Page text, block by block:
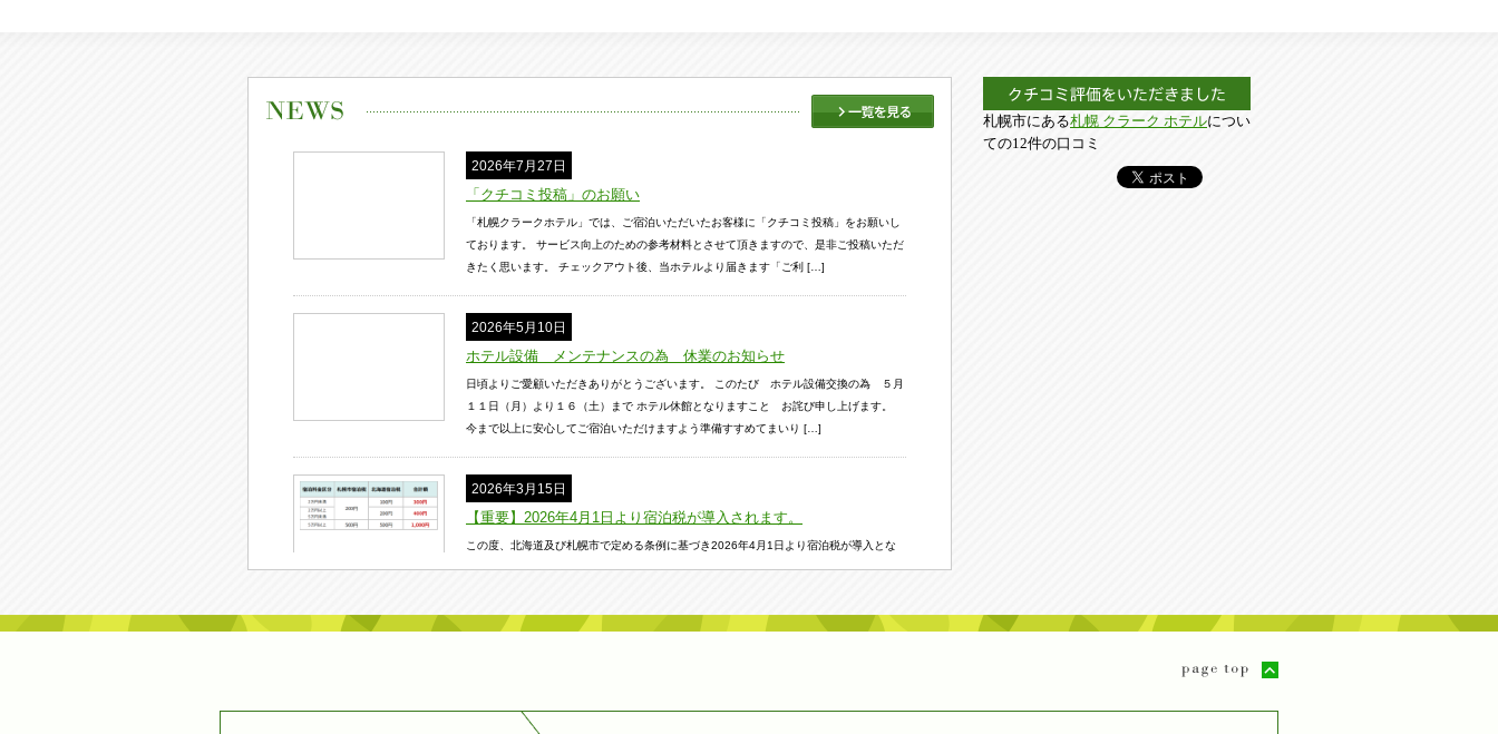
2026年7月27日
「クチコミ投稿」のお願い
「札幌クラークホテル」では、ご宿泊いただいたお客様に「クチコミ投稿」をお願いし
ております。 サービス向上のための参考材料とさせて頂きますので、是非ご投稿いただ
きたく思います。 チェックアウト後、当ホテルより届きます「ご利 […]
2026年5月10日
ホテル設備 メンテナンスの為 休業のお知らせ
日頃よりご愛顧いただきありがとうございます。 このたび ホテル設備交換の為 ５月
１１日（月）より１６（土）まで ホテル休館となりますこと お詫び申し上げます。
今まで以上に安心してご宿泊いただけますよう準備すすめてまいり […]
2026年3月15日
【重要】2026年4月1日より宿泊税が導入されます。
この度、北海道及び札幌市で定める条例に基づき2026年4月1日より宿泊税が導入とな
ります。 4月1日以降のご宿泊分より、宿泊料金とは別に1人1泊につき 下記のとおり宿
８日間、市内３会場で開催されます。 幻想的な氷像が立ち並び、氷を楽しむ・触れるが
札幌市にある札幌 クラーク ホテルについ
ての12件の口コミ